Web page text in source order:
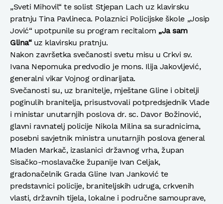
„Sveti Mihovil“ te solist Stjepan Lach uz klavirsku
pratnju Tina Pavlineca. Polaznici Policijske škole „Josip
Jović“ upotpunile su program recitalom „Ja sam
Glina“ uz klavirsku pratnju.
Nakon završetka svečanosti svetu misu u Crkvi sv.
Ivana Nepomuka predvodio je mons. Ilija Jakovljević,
generalni vikar Vojnog ordinarijata.
Svečanosti su, uz branitelje, mještane Gline i obitelji
poginulih branitelja, prisustvovali potpredsjednik Vlade
i ministar unutarnjih poslova dr. sc. Davor Božinović,
glavni ravnatelj policije Nikola Milina sa suradnicima,
posebni savjetnik ministra unutarnjih poslova general
Mladen Markač, izaslanici državnog vrha, župan
Sisačko-moslavačke županije Ivan Celjak,
gradonačelnik Grada Gline Ivan Janković te
predstavnici policije, braniteljskih udruga, crkvenih
vlasti, državnih tijela, lokalne i područne samouprave,